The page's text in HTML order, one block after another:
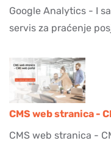
Google Analytics - I
servis za praćenje
CMS web stranica -
CMS web stranica -